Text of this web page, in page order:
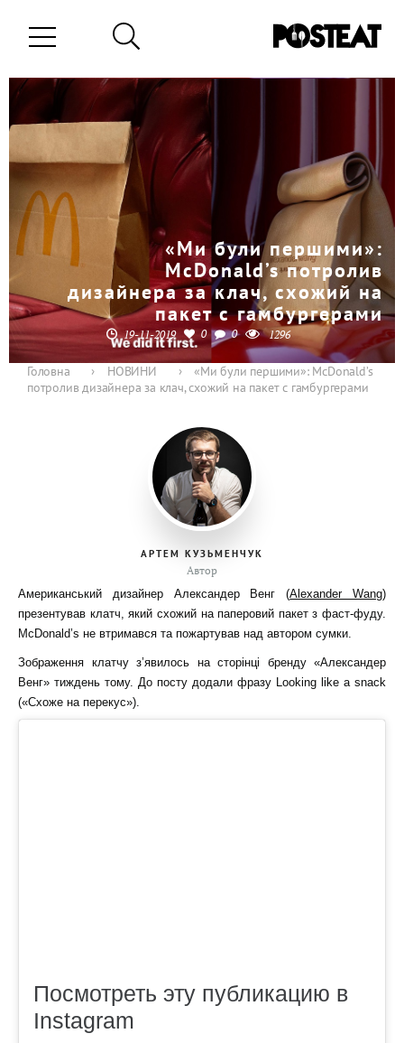
«Ми були першими»:
McDonald’s потролив
дизайнера за клач, схожий на
пакет с гамбургерами
19-11-2019 0 0 1296
Головна › НОВИНИ ›
«Ми були першими»: McDonald’s
потролив дизайнера за клач, схожий на пакет с гамбургерами
АРТЕМ КУЗЬМЕНЧУК
Автор
Американський дизайнер Александер Венг (Alexander Wang)
презентував клатч, який схожий на паперовий пакет з фаст-фуду.
McDonald’s не втримався та пожартував над автором сумки.
Зображення клатчу з’явилось на сторінці бренду «Александер
Венг» тиждень тому. До посту додали фразу Looking like a snack
(«Схоже на перекус»).
Посмотреть эту публикацию в
Instagram